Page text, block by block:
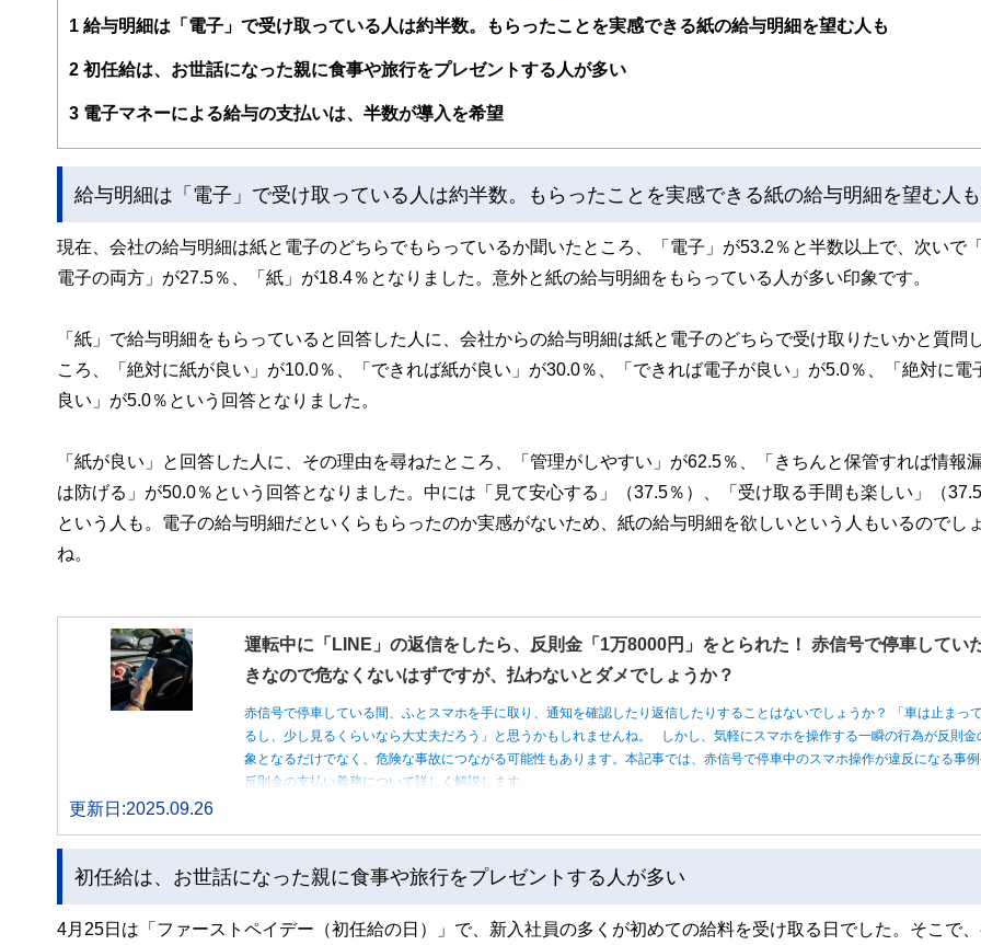
案から記事掲載まですべての工程に関わることで、読者目線のコンテンツを追求しています。
FinancialFieldの特徴は、ファイナンシャルプランナー、弁護士、税理士、宅地建物取引士、相続診断士、住宅ローンアドバイザー、DCプラン
ー、公認会計士、社会保険労務士、行政書士、投資アナリスト、キャリアコンサルタントなど150名以上の有資格者を執筆者・監修者として迎
私たちは、快適でより良い生活のアイデアを提供するお金のコンシェルジュを目指します。
1 給与明細は「電子」で受け取っている人は約半数。もらったことを実感できる紙の給与明細を望む人も
2 初任給は、お世話になった親に食事や旅行をプレゼントする人が多い
3 電子マネーによる給与の支払いは、半数が導入を希望
給与明細は「電子」で受け取っている人は約半数。もらったことを実感できる紙の給与明細を望む人も
現在、会社の給与明細は紙と電子のどちらでもらっているか聞いたところ、「電子」が53.2％と半数以上で、次いで
電子の両方」が27.5％、「紙」が18.4％となりました。意外と紙の給与明細をもらっている人が多い印象です。
「紙」で給与明細をもらっていると回答した人に、会社からの給与明細は紙と電子のどちらで受け取りたいかと質問
ころ、「絶対に紙が良い」が10.0％、「できれば紙が良い」が30.0％、「できれば電子が良い」が5.0％、「絶対に電
良い」が5.0％という回答となりました。
「紙が良い」と回答した人に、その理由を尋ねたところ、「管理がしやすい」が62.5％、「きちんと保管すれば情報
は防げる」が50.0％という回答となりました。中には「見て安心する」（37.5％）、「受け取る手間も楽しい」（37.5
という人も。電子の給与明細だといくらもらったのか実感がないため、紙の給与明細を欲しいという人もいるのでし
ね。
運転中に「LINE」の返信をしたら、反則金「1万8000円」をとられた！ 赤信号で停車してい
きなので危なくないはずですが、払わないとダメでしょうか？
赤信号で停車している間、ふとスマホを手に取り、通知を確認したり返信したりすることはないでしょうか？ 「車は止まっ
るし、少し見るくらいなら大丈夫だろう」と思うかもしれませんね。 しかし、気軽にスマホを操作する一瞬の行為が反則金
象となるだけでなく、危険な事故につながる可能性もあります。本記事では、赤信号で停車中のスマホ操作が違反になる事例
反則金の支払い義務について詳しく解説します。
更新日:2025.09.26
初任給は、お世話になった親に食事や旅行をプレゼントする人が多い
4月25日は「ファーストペイデー（初任給の日）」で、新入社員の多くが初めての給料を受け取る日でした。そこで